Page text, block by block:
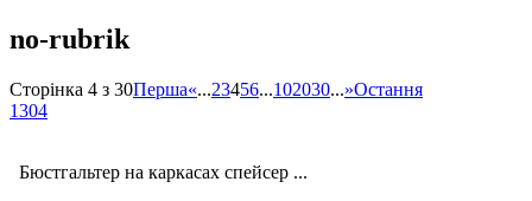
no-rubrik
Сторінка 4 з 30Перша«...23456...102030...»Остання
1304
Бюстгальтер на каркасах спейсер ...